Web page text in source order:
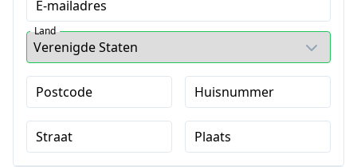
E-mailadres
Land
Postcode Huisnummer
Straat Plaats